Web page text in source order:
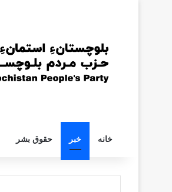
خانه خبر حقوق بشر